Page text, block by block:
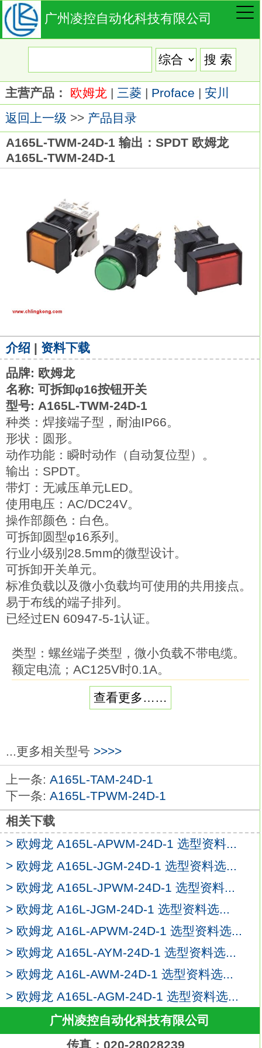
广州凌控自动化科技有限公司
主营产品： 欧姆龙 | 三菱 | Proface | 安川
返回上一级 >> 产品目录
A165L-TWM-24D-1 输出：SPDT 欧姆龙
A165L-TWM-24D-1
介绍 | 资料下载
品牌: 欧姆龙
名称: 可拆卸φ16按钮开关
型号: A165L-TWM-24D-1
种类：焊接端子型，耐油IP66。
形状：圆形。
动作功能：瞬时动作（自动复位型）。
输出：SPDT。
带灯：无减压单元LED。
使用电压：AC/DC24V。
操作部颜色：白色。
可拆卸圆型φ16系列。
行业小级别28.5mm的微型设计。
可拆卸开关单元。
标准负载以及微小负载均可使用的共用接点。
易于布线的端子排列。
已经过EN 60947-5-1认证。
类型：螺丝端子类型，微小负载不带电缆。
额定电流；AC125V时0.1A。
驱动杆：单向动作滚珠摆杆型。
端子：无电缆的螺丝端子。
与D4E相比性能更强，符合高耐久性、高密
封性的要求。
平弹簧，带改进摆杆比的内置开关提供顺滑
的动作效果和更长的使用期限
24D-1
保护盖保护内置开关免受灰尘和油污损害。
结合了牢固密封盖的柱塞型使用寿命更长。
一触式接插件取消了冗杂的配线作业，
并减少因配线和维护而造成的停机时间。
镀金的小负载型是电子控制的理想选择。
可为螺丝端子系统提供塑封端子类型以及带
操作指示灯的塑封端子类型欧姆龙A165L-
TWM-24D-1。
通过EN、UL、CSA和CCC （中国标准）标
准认证。
安装螺距及特性同以往的D4E-□N和D4E相
同。种类：焊接端子型，IP40。
形状：方形。
动作功能：瞬时动作（自动复位型）。
查看更多……
...更多相关型号 >>>>
上一条: A165L-TAM-24D-1
下一条: A165L-TPWM-24D-1
相关下载
> 欧姆龙 A165L-APWM-24D-1 选型资料...
> 欧姆龙 A165L-JGM-24D-1 选型资料选...
> 欧姆龙 A165L-JPWM-24D-1 选型资料...
> 欧姆龙 A16L-JGM-24D-1 选型资料选...
> 欧姆龙 A16L-APWM-24D-1 选型资料选...
> 欧姆龙 A165L-AYM-24D-1 选型资料选...
> 欧姆龙 A16L-AWM-24D-1 选型资料选...
> 欧姆龙 A165L-AGM-24D-1 选型资料选...
广州凌控自动化科技有限公司
传真：020-28028239